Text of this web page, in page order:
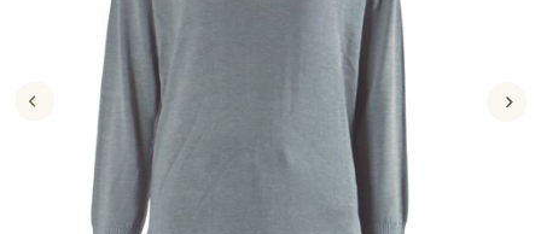
キッチン・雑貨・日用品
寝具・ベッド
カーテン・ラグ・ファブリック
美容・健康・サプリメント
制服・スクールすべて
制服・学生服
ジュニア・ティーンズ下着
大きいサイズ
大きいサイズ通販すべて
大きいサイズ レディース服
バーゲン
バーゲンセール
詳細検索
カーテン・ラグ・ファブリック
制服・学生服
ジュニア・ティーンズ下着
大きいサイズ通販すべて
大きいサイズ レディース服
大きいサイズ レディース下着
バーゲン
バーゲンセール
シークレットセール
詳細検索
商品カテゴリ一覧